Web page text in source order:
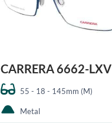
CARRERA 6662-LXV
55 - 18 - 145mm (M)
Metal